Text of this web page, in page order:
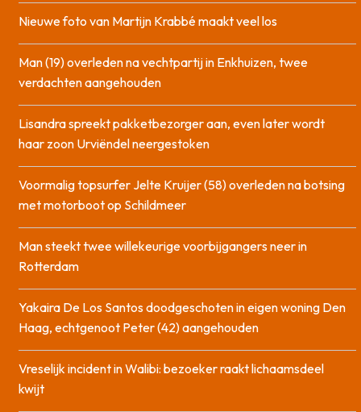
Nieuwe foto van Martijn Krabbé maakt veel los
Man (19) overleden na vechtpartij in Enkhuizen, twee
verdachten aangehouden
Lisandra spreekt pakketbezorger aan, even later wordt
haar zoon Urviëndel neergestoken
Voormalig topsurfer Jelte Kruijer (58) overleden na botsing
met motorboot op Schildmeer
Man steekt twee willekeurige voorbijgangers neer in
Rotterdam
Yakaira De Los Santos doodgeschoten in eigen woning Den
Haag, echtgenoot Peter (42) aangehouden
Vreselijk incident in Walibi: bezoeker raakt lichaamsdeel
kwijt